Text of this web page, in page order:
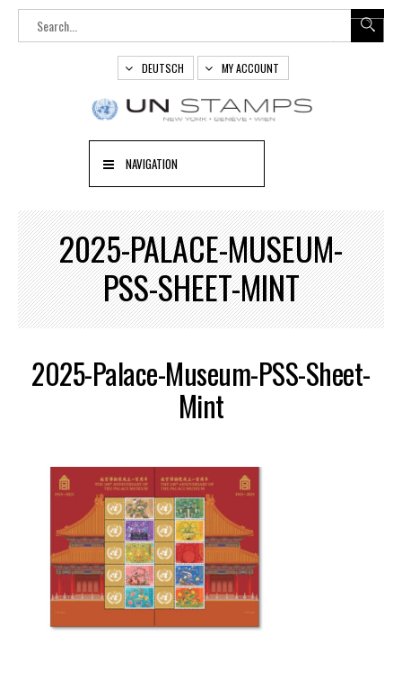
DEUTSCH MY ACCOUNT
NAVIGATION
2025-PALACE-MUSEUM-
PSS-SHEET-MINT
2025-Palace-Museum-PSS-Sheet-
Mint